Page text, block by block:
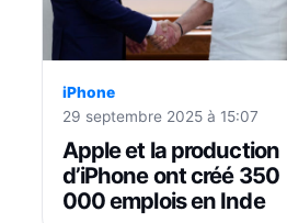
iPhone
29 septembre 2025 à 15:07
Apple et la production
d’iPhone ont créé 350
000 emplois en Inde